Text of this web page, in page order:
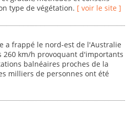
type de végétation. [ voir le site ]
a frappé le nord-est de l'Australie
260 km/h provoquant d'importants
balnéaires proches de la
milliers de personnes ont été